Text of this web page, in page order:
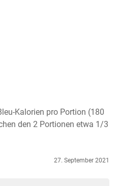
Kalorien pro Portion (180
den 2 Portionen etwa 1/3
27. September 2021